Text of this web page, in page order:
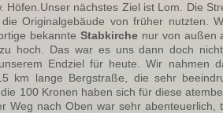
Höfen.Unser nächstes Ziel ist Lom. Die
Originalgebäude von früher nutzten.
bekannteStabkirche nur von außen
hoch. Das war es uns dann doch
Endziel für heute. Wir nahmen
km lange Bergstraße, die sehr
100 Kronen haben sich für diese
Weg nach Oben war sehr abenteuerlich,